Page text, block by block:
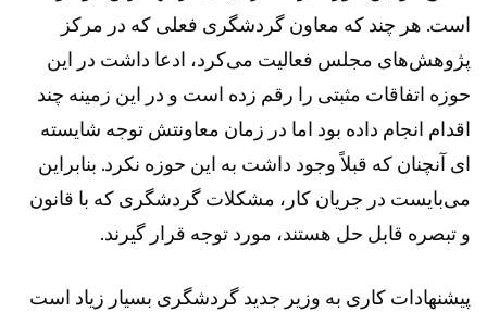
است. هر چند که معاون گردشگری فعلی که در مرکز
پژوهش‌های مجلس فعالیت می‌کرد، ادعا داشت در این
حوزه اتفاقات مثبتی را رقم زده است و در این زمینه چند
اقدام انجام داده بود اما در زمان معاونتش توجه شایسته
ای آنچنان که قبلاً وجود داشت به این حوزه نکرد. بنابراین
می‌بایست در جریان کار، مشکلات گردشگری که با قانون
و تبصره قابل حل هستند، مورد توجه قرار گیرند.
پیشنهادات کاری به وزیر جدید گردشگری بسیار زیاد است